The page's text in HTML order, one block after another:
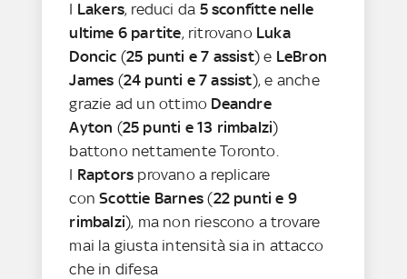
I Lakers, reduci da 5 sconfitte nelle
ultime 6 partite, ritrovano Luka
Doncic (25 punti e 7 assist) e LeBron
James (24 punti e 7 assist), e anche
grazie ad un ottimo Deandre
Ayton (25 punti e 13 rimbalzi)
battono nettamente Toronto.
I Raptors provano a replicare
conScottie Barnes (22 punti e 9
rimbalzi), ma non riescono a trovare
mai la giusta intensità sia in attacco
che in difesa